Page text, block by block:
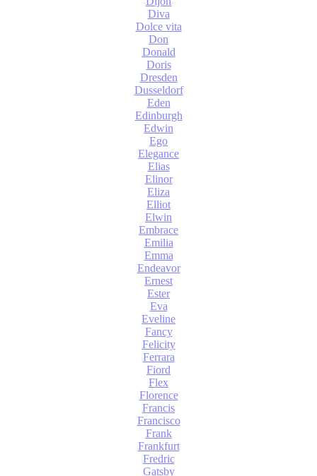
Diva
Dolce vita
Don
Donald
Doris
Dresden
Dusseldorf
Eden
Edinburgh
Edwin
Ego
Elegance
Elias
Elinor
Eliza
Elliot
Elwin
Embrace
Emilia
Emma
Endeavor
Ernest
Ester
Eva
Eveline
Fancy
Felicity
Ferrara
Fiord
Flex
Florence
Francis
Francisco
Frank
Frankfurt
Fredric
Gatsby